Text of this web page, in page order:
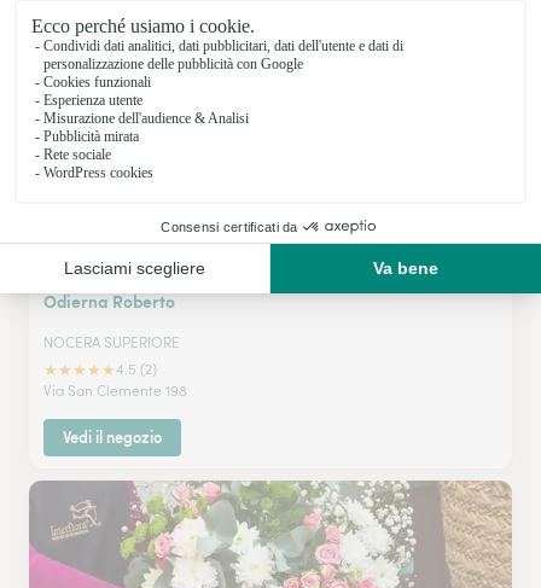
Vedi il negozio
Odierna Roberto
NOCERA SUPERIORE
★★★★★4.5 (2)
Via San Clemente 198
Vedi il negozio